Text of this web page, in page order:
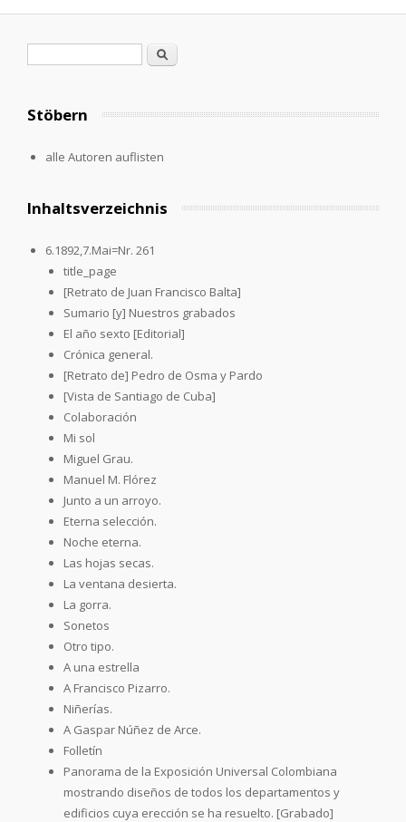
Search
Stöbern
alle Autoren auflisten
Inhaltsverzeichnis
6.1892,7.Mai=Nr. 261
title_page
[Retrato de Juan Francisco Balta]
Sumario [y] Nuestros grabados
El año sexto [Editorial]
Crónica general.
[Retrato de] Pedro de Osma y Pardo
[Vista de Santiago de Cuba]
Colaboración
Mi sol
Miguel Grau.
Manuel M. Flórez
Junto a un arroyo.
Eterna selección.
Noche eterna.
Las hojas secas.
La ventana desierta.
La gorra.
Sonetos
Otro tipo.
A una estrella
A Francisco Pizarro.
Niñerías.
A Gaspar Núñez de Arce.
Folletín
Panorama de la Exposición Universal Colombiana
mostrando diseños de todos los departamentos y
edificios cuya erección se ha resuelto. [Grabado]